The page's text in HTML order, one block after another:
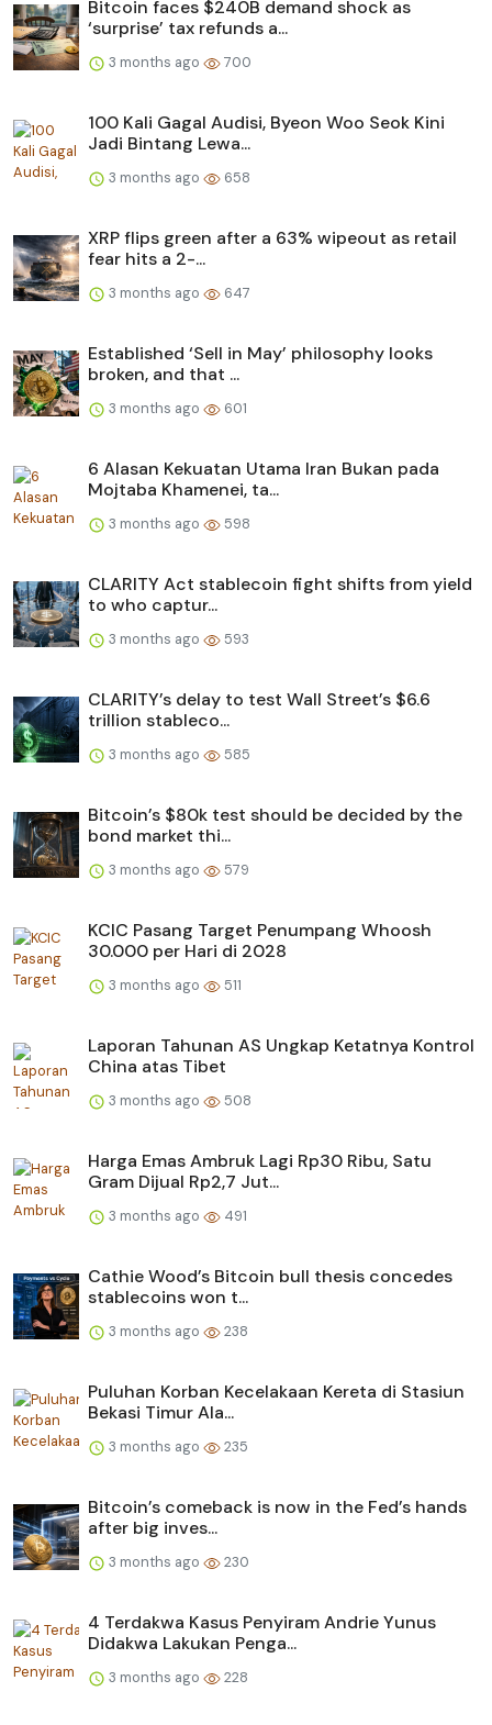
Bitcoin faces $240B demand shock as
‘surprise’ tax refunds a...
3 months ago 700
100 Kali Gagal Audisi, Byeon Woo Seok Kini
Jadi Bintang Lewa...
3 months ago 658
XRP flips green after a 63% wipeout as retail
fear hits a 2-...
3 months ago 647
Established ‘Sell in May’ philosophy looks
broken, and that ...
3 months ago 601
6 Alasan Kekuatan Utama Iran Bukan pada
Mojtaba Khamenei, ta...
3 months ago 598
CLARITY Act stablecoin fight shifts from yield
to who captur...
3 months ago 593
CLARITY’s delay to test Wall Street’s $6.6
trillion stableco...
3 months ago 585
Bitcoin’s $80k test should be decided by the
bond market thi...
3 months ago 579
KCIC Pasang Target Penumpang Whoosh
30.000 per Hari di 2028
3 months ago 511
Laporan Tahunan AS Ungkap Ketatnya Kontrol
China atas Tibet
3 months ago 508
Harga Emas Ambruk Lagi Rp30 Ribu, Satu
Gram Dijual Rp2,7 Jut...
3 months ago 491
Cathie Wood’s Bitcoin bull thesis concedes
stablecoins won t...
3 months ago 238
Puluhan Korban Kecelakaan Kereta di Stasiun
Bekasi Timur Ala...
3 months ago 235
Bitcoin’s comeback is now in the Fed’s hands
after big inves...
3 months ago 230
4 Terdakwa Kasus Penyiram Andrie Yunus
Didakwa Lakukan Penga...
3 months ago 228